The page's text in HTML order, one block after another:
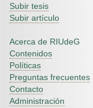
Subir tesis
Subir artículo
Acerca de RIUdeG
Contenidos
Políticas
Preguntas frecuentes
Contacto
Administración